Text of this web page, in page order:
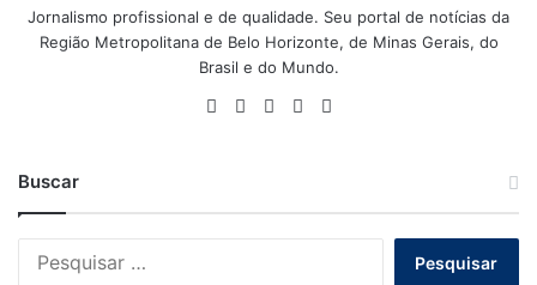
Jornalismo profissional e de qualidade. Seu portal de notícias da
Região Metropolitana de Belo Horizonte, de Minas Gerais, do
Brasil e do Mundo.
WebsiteFacebook
X YouTube
Buscar